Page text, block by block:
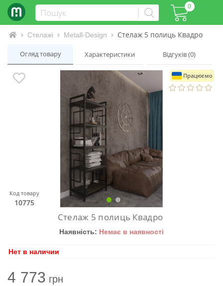
0
Інтернет-магазин матраців та ліжок
Стелажі Metall-Design Стелаж 5 полиць Квадро
Огляд товару Характеристики Відгуків (0)
Працюємо
Код товару
10775
Стелаж 5 полиць Квадро
Наявність: Немає в наявності
Нет в наличии
4 773грн